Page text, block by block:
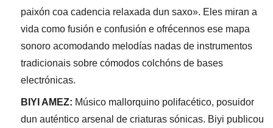
paixón coa cadencia relaxada dun saxo». Eles miran a
vida como fusión e confusión e ofrécennos ese mapa
sonoro acomodando melodías nadas de instrumentos
tradicionais sobre cómodos colchóns de bases
electrónicas.
BIYI AMEZ: Músico mallorquino polifacético, posuidor
dun auténtico arsenal de criaturas sónicas. Biyi publicou